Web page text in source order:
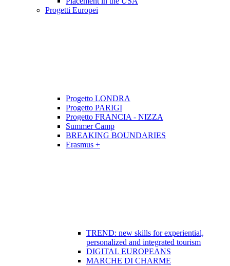
Progetti Europei
Progetto LONDRA
Progetto PARIGI
Progetto FRANCIA - NIZZA
Summer Camp
BREAKING BOUNDARIES
Erasmus +
TREND: new skills for experiential,
personalized and integrated tourism
DIGITAL EUROPEANS
MARCHE DI CHARME